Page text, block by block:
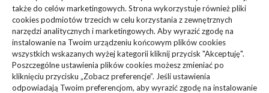
także do celów marketingowych. Strona wykorzystuje również pliki
cookies podmiotów trzecich w celu korzystania z zewnętrznych
narzędzi analitycznych i marketingowych. Aby wyrazić zgodę na
instalowanie na Twoim urządzeniu końcowym plików cookies
wszystkich wskazanych wyżej kategorii kliknij przycisk "Akceptuję".
Poszczególne ustawienia plików cookies możesz zmieniać po
kliknięciu przycisku „Zobacz preferencje”. Jeśli ustawienia
odpowiadają Twoim preferencjom, aby wyrazić zgodę na instalowanie
Edukacja, Rozrywka (36)
Sport, Turystyka
Budownictwo, Przemysł
Technologie (23)